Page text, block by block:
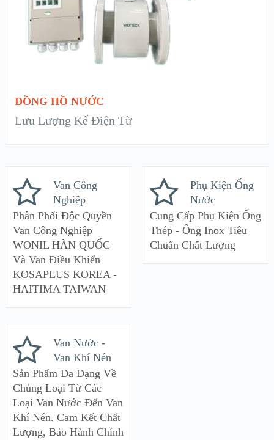
ĐỒNG HỒ NƯỚC
Lưu Lượng Kế Điện Từ
Van Công
Nghiệp
Phân Phối Độc Quyền
Van Công Nghiệp
WONIL HÀN QUỐC
Và Van Điều Khiển
KOSAPLUS KOREA -
HAITIMA TAIWAN
Phụ Kiện Ống
Nước
Cung Cấp Phụ Kiện Ống
Thép - Ống Inox Tiêu
Chuẩn Chất Lượng
Van Nước -
Van Khí Nén
Sản Phẩm Đa Dạng Về
Chủng Loại Từ Các
Loại Van Nước Đến Van
Khí Nén. Cam Kết Chất
Lượng, Bảo Hành Chính